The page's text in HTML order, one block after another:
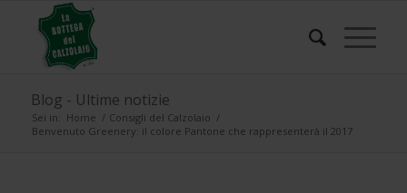
Blog - Ultime notizie
Sei in: Home / Consigli del Calzolaio /
Benvenuto Greenery: il colore Pantone che rappresenterà il 2017